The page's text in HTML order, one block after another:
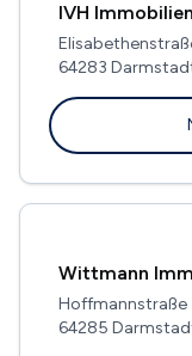
IVH
64283
Wittmann
Hoffmannstraße
64285